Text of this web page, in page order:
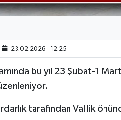
23.02.2026 - 12:25
bu yıl 23 Şubat-1
tarafından Valilik